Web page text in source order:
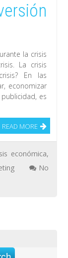
la crisis
La crisis
En las
economizar
es
READ MORE
económica,
No